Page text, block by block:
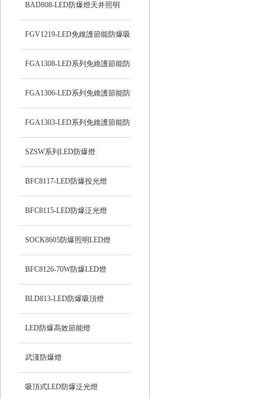
BAD808-LED防爆燈天井照明
FGV1219-LED免維護節能防爆吸
頂燈
FGA1308-LED系列免維護節能防
爆燈
FGA1306-LED系列免維護節能防
爆燈
FGA1303-LED系列免維護節能防
爆燈
SZSW系列LED防爆燈
BFC8117-LED防爆投光燈
BFC8115-LED防爆泛光燈
SOCK8605防爆照明LED燈
BFC8126-70W防爆LED燈
BLD813-LED防爆吸頂燈
LED防爆高效節能燈
武漢防爆燈
吸頂式LED防爆泛光燈